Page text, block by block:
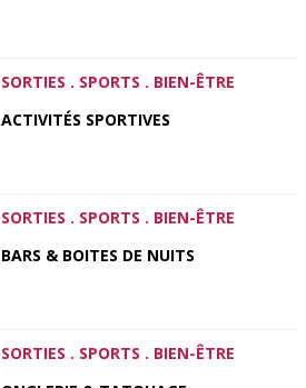
SORTIES . SPORTS . BIEN-ÊTRE
ACTIVITÉS SPORTIVES
SORTIES . SPORTS . BIEN-ÊTRE
BARS & BOITES DE NUITS
SORTIES . SPORTS . BIEN-ÊTRE